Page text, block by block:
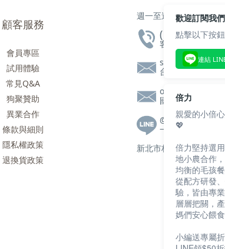
顧客服務
會員專區
試用體驗
常見Q&A
狗聚贊助
異業合作
條款與細則
隱私權政策
退換貨政策
週一至週五 上午10點
( 02 ) 2608 -
客服專線
台灣客服信箱
國際客服信箱
@bluebay
一對一客服|營養
新北市林口區文化三路
歡迎訂閱我
點擊以下按
連結
倍力
親愛的小倍
💖
倍力堅持選
地小農合作
均衡的毛孩
從配方研發
驗，皆由專
層層把關，
媽們安心餵
小編送專屬